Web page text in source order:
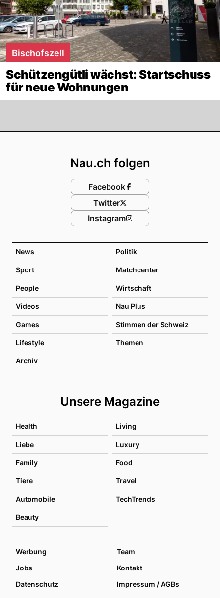
Bischofszell
Schützengütli wächst: Startschuss
für neue Wohnungen
News Politik
Sport Matchcenter
People Wirtschaft
Videos Nau Plus
Games Stimmen der Schweiz
Lifestyle Themen
Archiv
Unsere Magazine
Health Living
Liebe Luxury
Family Food
Tiere Travel
Automobile TechTrends
Beauty
Nau.ch folgen
Facebook
Twitter
Instagram
Werbung
Team
Jobs
Kontakt
Datenschutz
Impressum / AGBs